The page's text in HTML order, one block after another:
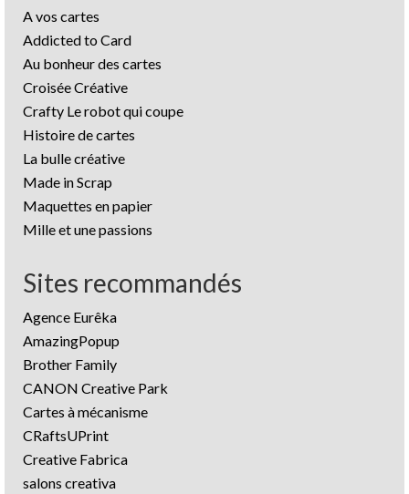
A vos cartes
Addicted to Card
Au bonheur des cartes
Croisée Créative
Crafty Le robot qui coupe
Histoire de cartes
La bulle créative
Made in Scrap
Maquettes en papier
Mille et une passions
Sites recommandés
Agence Eurêka
AmazingPopup
Brother Family
CANON Creative Park
Cartes à mécanisme
CRaftsUPrint
Creative Fabrica
salons creativa